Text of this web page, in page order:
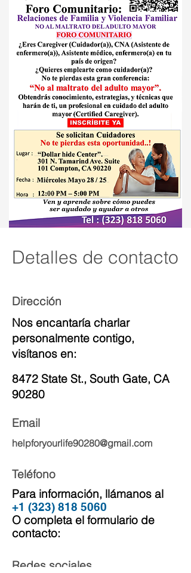
Detalles de contacto
Dirección
Nos encantaría charlar
personalmente contigo,
visítanos en:
8472 State St., South Gate, CA
90280
Email
helpforyourlife90280@gmail.com
Teléfono
Para información, llámanos al
+1 (323) 818 5060
O completa el formulario de
contacto:
Redes sociales